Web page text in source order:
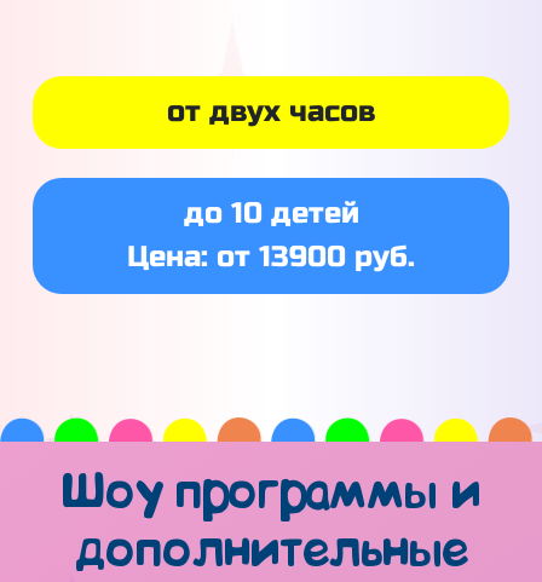
от двух часов
до 10 детей
Цена: от 13900 руб.
Шоу программы и
дополнительные